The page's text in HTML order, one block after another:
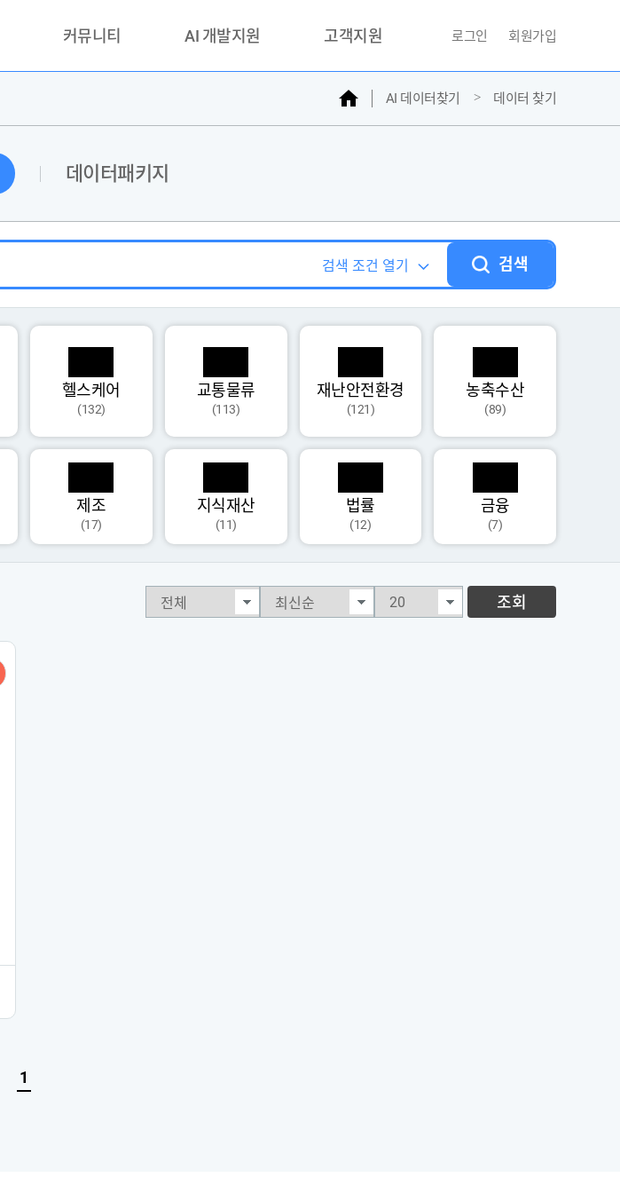
커뮤니티
활용성과 우수사례
품질가이드
AI 개발지원 고객지원
문의하기
자주찾는질문
로그인 회원가입
홈 AI 데이터찾기 데이터 찾기
데이터패키지
검색 조건 열기 검색
헬스케어
(132)
교통물류
(113)
재난안전환경
(121)
농축수산
(89)
제조
(17)
지식재산
(11)
법률
(12)
금융
(7)
조회
1